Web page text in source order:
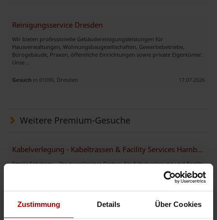
Zustimmung Details Über Cookies
Reinigungsservice Dresden
Wir bieten professionelle Gebäudereinigungsleistungen für
Hausverwaltungen, Wohnungsbaugesellschaften, Gewerbebetriebe,
Bürogebäude, Praxen, öffentliche Einrichtungen sowie private Eigentümer.
Unse ..
Gesuch in 01099, Dresden 17.07.2026
Weitere Premium-Gesuche
Kabelverlegung - Kabeltrassen & Facility Services Hamburg
Smajic Solutions – Ihr zuverlässiger Partner für Kabelverlegung und Facility
Services Smajic Solutions ist ein neu gegründetes Unternehmen mit Sitz in